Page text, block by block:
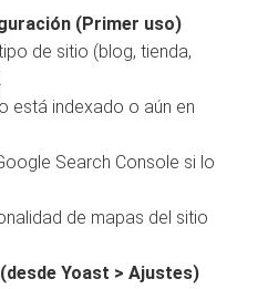
(Primer uso)
de sitio (blog, tienda,
está indexado o aún en
Search Console si lo
de mapas del sitio
Yoast > Ajustes)